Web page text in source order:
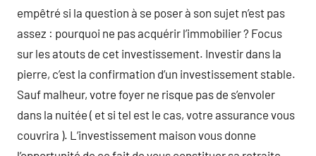
empêtré si la question à se poser à son sujet n’est pas
assez : pourquoi ne pas acquérir l’immobilier ? Focus
sur les atouts de cet investissement. Investir dans la
pierre, c’est la confirmation d’un investissement stable.
Sauf malheur, votre foyer ne risque pas de s’envoler
dans la nuitée ( et si tel est le cas, votre assurance vous
couvrira ). L’investissement maison vous donne